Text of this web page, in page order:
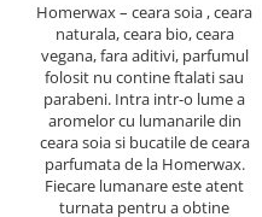
Homerwax – ceara soia , ceara
naturala, ceara bio, ceara
vegana, fara aditivi, parfumul
folosit nu contine ftalati sau
parabeni. Intra intr-o lume a
aromelor cu lumanarile din
ceara soia si bucatile de ceara
parfumata de la Homerwax.
Fiecare lumanare este atent
turnata pentru a obtine